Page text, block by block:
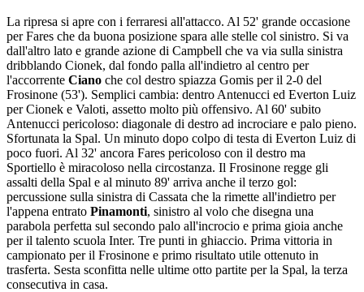
La ripresa si apre con i ferraresi all'attacco. Al 52' grande occasione
per Fares che da buona posizione spara alle stelle col sinistro. Si va
dall'altro lato e grande azione di Campbell che va via sulla sinistra
dribblando Cionek, dal fondo palla all'indietro al centro per
l'accorrente Ciano che col destro spiazza Gomis per il 2-0 del
Frosinone (53'). Semplici cambia: dentro Antenucci ed Everton Luiz
per Cionek e Valoti, assetto molto più offensivo. Al 60' subito
Antenucci pericoloso: diagonale di destro ad incrociare e palo pieno.
Sfortunata la Spal. Un minuto dopo colpo di testa di Everton Luiz di
poco fuori. Al 32' ancora Fares pericoloso con il destro ma
Sportiello è miracoloso nella circostanza. Il Frosinone regge gli
assalti della Spal e al minuto 89' arriva anche il terzo gol:
percussione sulla sinistra di Cassata che la rimette all'indietro per
l'appena entrato Pinamonti, sinistro al volo che disegna una
parabola perfetta sul secondo palo all'incrocio e prima gioia anche
per il talento scuola Inter. Tre punti in ghiaccio. Prima vittoria in
campionato per il Frosinone e primo risultato utile ottenuto in
trasferta. Sesta sconfitta nelle ultime otto partite per la Spal, la terza
consecutiva in casa.